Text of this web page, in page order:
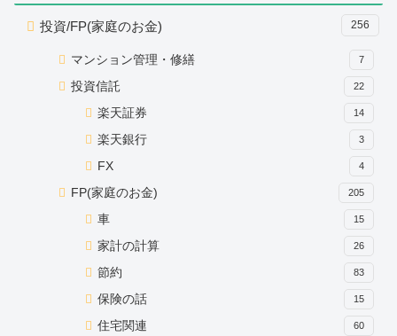
投資/FP(家庭のお金) 256
マンション管理・修繕 7
投資信託 22
楽天証券 14
楽天銀行 3
FX 4
FP(家庭のお金) 205
車 15
家計の計算 26
節約 83
保険の話 15
住宅関連 60